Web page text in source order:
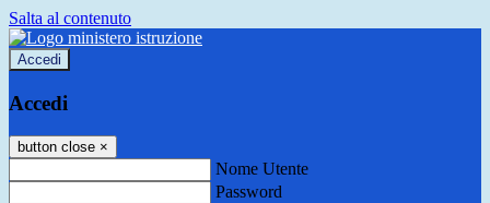
Salta al contenuto
Accedi
Accedi
button close ×
Nome Utente
Password